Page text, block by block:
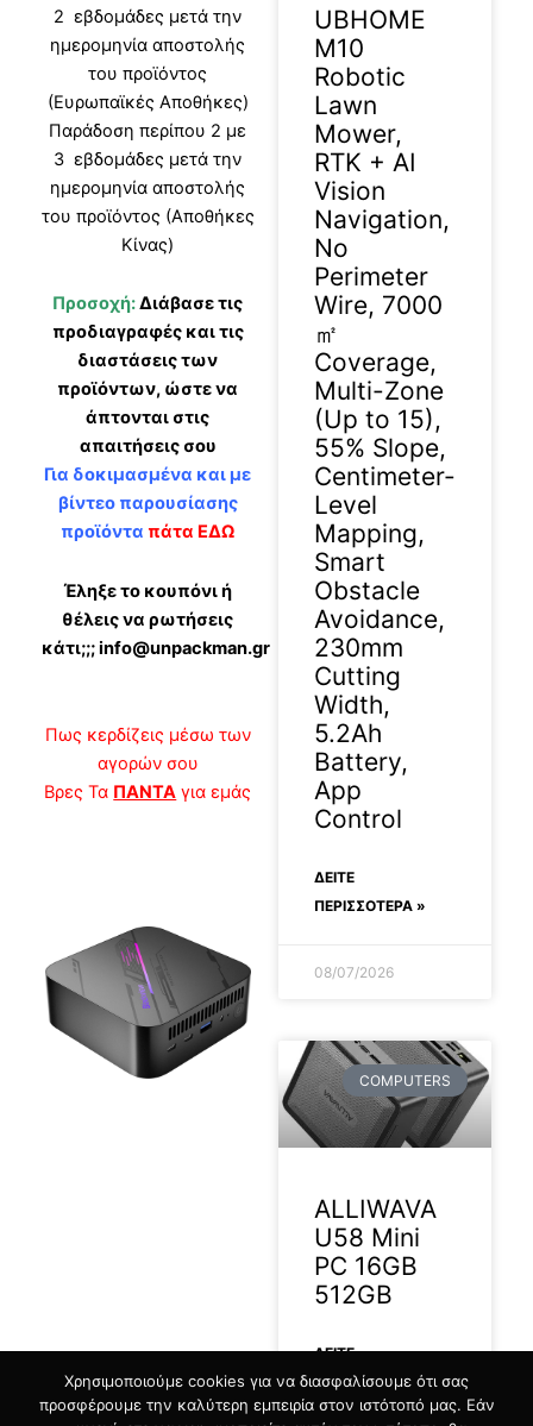
2 εβδομάδες μετά την
ημερομηνία αποστολής
του προϊόντος
(Ευρωπαϊκές Αποθήκες)
Παράδοση περίπου 2 με
3 εβδομάδες μετά την
ημερομηνία αποστολής
του προϊόντος (Αποθήκες
Κίνας)
Προσοχή:Διάβασε τις
προδιαγραφές και τις
διαστάσεις των
προϊόντων, ώστε να
άπτονται στις
απαιτήσεις σου
Για δοκιμασμένα και με
βίντεο παρουσίασης
προϊόντα πάτα ΕΔΩ
Έληξε το κουπόνι ή
θέλεις να ρωτήσεις
κάτι;;; info@unpackman.gr
Πως κερδίζεις μέσω των
αγορών σου
Βρες Τα ΠΑΝΤΑ για εμάς
UBHOME
M10
Robotic
Lawn
Mower,
RTK + AI
Vision
Navigation,
No
Perimeter
Wire, 7000
㎡
Coverage,
Multi-Zone
(Up to 15),
55% Slope,
Centimeter-
Level
Mapping,
Smart
Obstacle
Avoidance,
230mm
Cutting
Width,
5.2Ah
Battery,
App
Control
ΔΕΊΤΕ
ΠΕΡΙΣΣΟΤΕΡΑ »
08/07/2026
COMPUTERS
ALLIWAVA
U58 Mini
PC 16GB
512GB
ΔΕΊΤΕ
ΠΕΡΙΣΣΟΤΕΡΑ »
Χρησιμοποιούμε cookies για να διασφαλίσουμε ότι σας
προσφέρουμε την καλύτερη εμπειρία στον ιστότοπό μας. Εάν